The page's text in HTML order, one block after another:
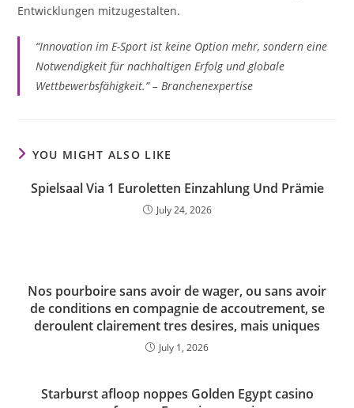
Entwicklungen mitzugestalten.
“Innovation im E-Sport ist keine Option mehr, sondern eine
Notwendigkeit für nachhaltigen Erfolg und globale
Wettbewerbsfähigkeit.” – Branchenexpertise
YOU MIGHT ALSO LIKE
Spielsaal Via 1 Euroletten Einzahlung Und Prämie
July 24, 2026
Nos pourboire sans avoir de wager, ou sans avoir
de conditions en compagnie de accoutrement, se
deroulent clairement tres desires, mais uniques
July 1, 2026
Starburst afloop noppes Golden Egypt casino